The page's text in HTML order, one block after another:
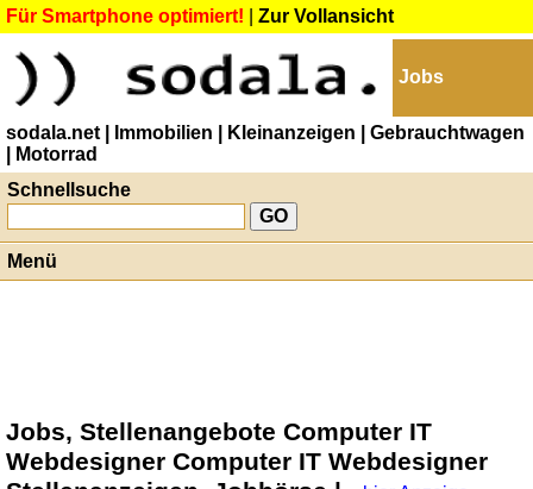
Für Smartphone optimiert! Zur Vollansicht
Jobs
sodala.net | Immobilien | Kleinanzeigen
| Gebrauchtwagen
| Motorrad
Schnellsuche
Menü
Jobs, Stellenangebote Computer IT
Webdesigner Computer IT Webdesigner